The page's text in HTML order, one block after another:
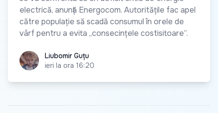
electrică, anunță Energocom. Autoritățile fac apel
către populație să scadă consumul în orele de
vârf pentru a evita „consecințele costisitoare”.
Liubomir Guțu
Liubomir Guțu
ieri la ora 16:20